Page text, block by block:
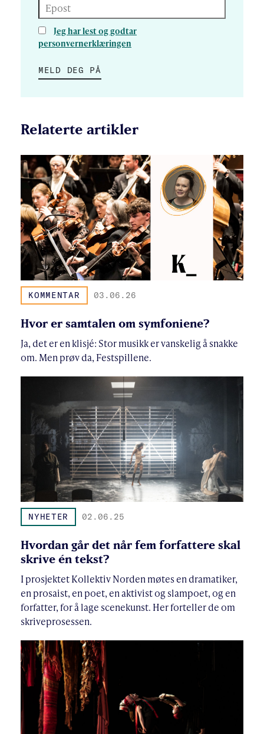
Epost
Jeg har lest og godtar
personvernerklæringen
MELD DEG PÅ
Relaterte artikler
KOMMENTAR 03.06.26
Hvor er samtalen om symfoniene?
Ja, det er en klisjé: Stor musikk er vanskelig å snakke
om. Men prøv da, Festspillene.
NYHETER 02.06.25
Hvordan går det når fem forfattere skal
skrive én tekst?
I prosjektet Kollektiv Norden møtes en dramatiker,
en prosaist, en poet, en aktivist og slampoet, og en
forfatter, for å lage scenekunst. Her forteller de om
skriveprosessen.